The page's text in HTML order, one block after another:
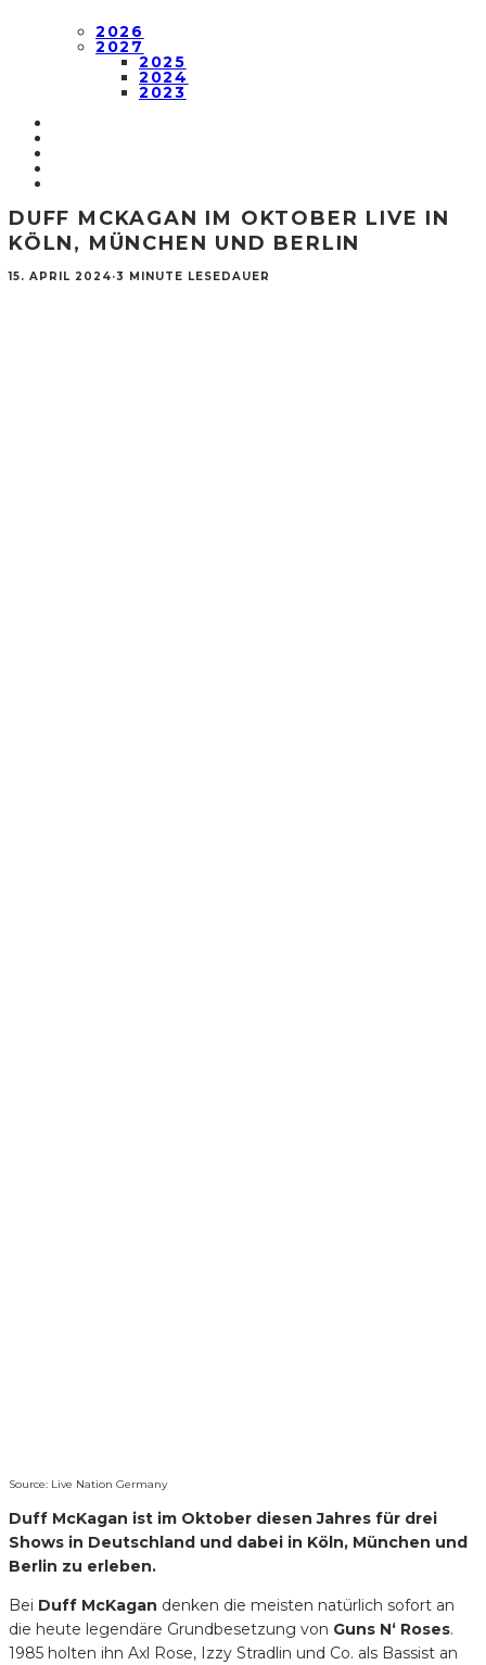
2026
2027
2025
2024
2023
DUFF MCKAGAN IM OKTOBER LIVE IN
KÖLN, MÜNCHEN UND BERLIN
15. APRIL 2024·3 MINUTE LESEDAUER
Source: Live Nation Germany
Duff McKagan ist im Oktober diesen Jahres für drei
Shows in Deutschland und dabei in Köln, München und
Berlin zu erleben.
Bei Duff McKagan denken die meisten natürlich sofort an
die heute legendäre Grundbesetzung von Guns N‘ Roses.
1985 holten ihn Axl Rose, Izzy Stradlin und Co. als Bassist an